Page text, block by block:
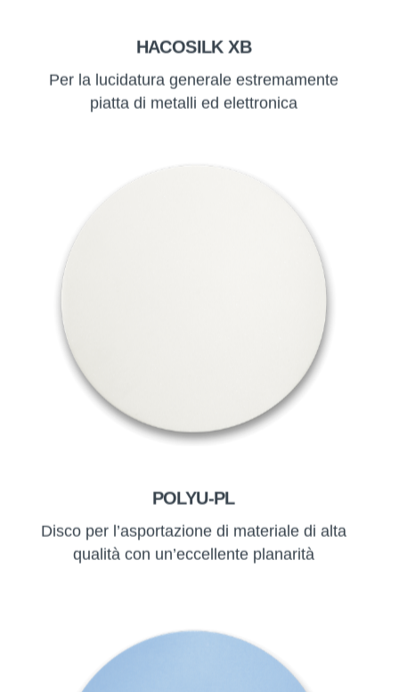
HACOSILK XB
Per la lucidatura generale estremamente
piatta di metalli ed elettronica
POLYU-PL
Disco per l’asportazione di materiale di alta
qualità con un’eccellente planarità